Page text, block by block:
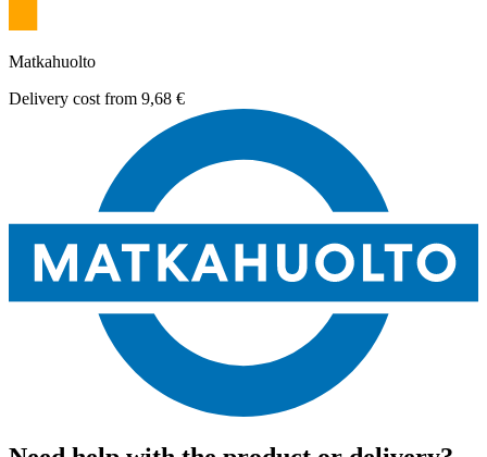
Matkahuolto
Delivery cost from 9,68 €